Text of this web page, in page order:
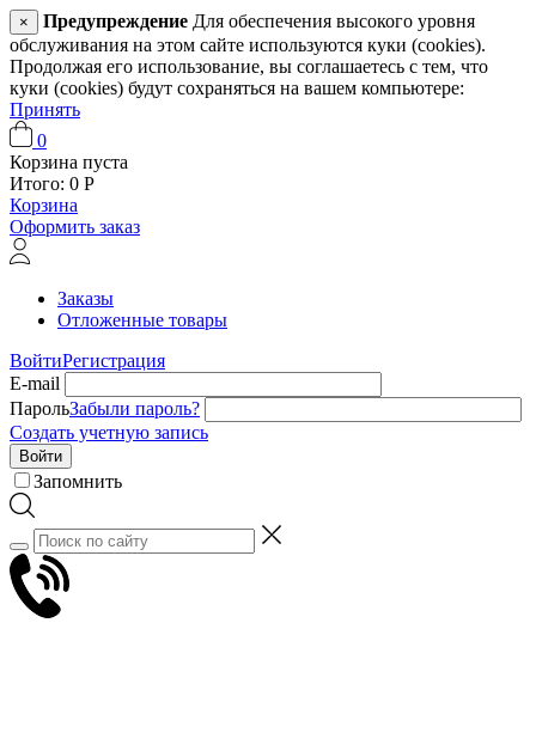
× Предупреждение Для обеспечения высокого уровня
обслуживания на этом сайте используются куки (cookies).
Продолжая его использование, вы соглашаетесь с тем, что
куки (cookies) будут сохраняться на вашем компьютере:
Принять
0
Корзина пуста
Итого: 0 Р
Корзина
Оформить заказ
Заказы
Отложенные товары
ВойтиРегистрация
E-mail
ПарольЗабыли пароль?
Создать учетную запись
Войти
Запомнить